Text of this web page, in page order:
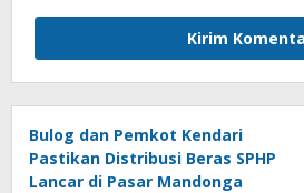
Bulog dan Pemkot Kendari
Pastikan Distribusi Beras SPHP
Lancar di Pasar Mandonga